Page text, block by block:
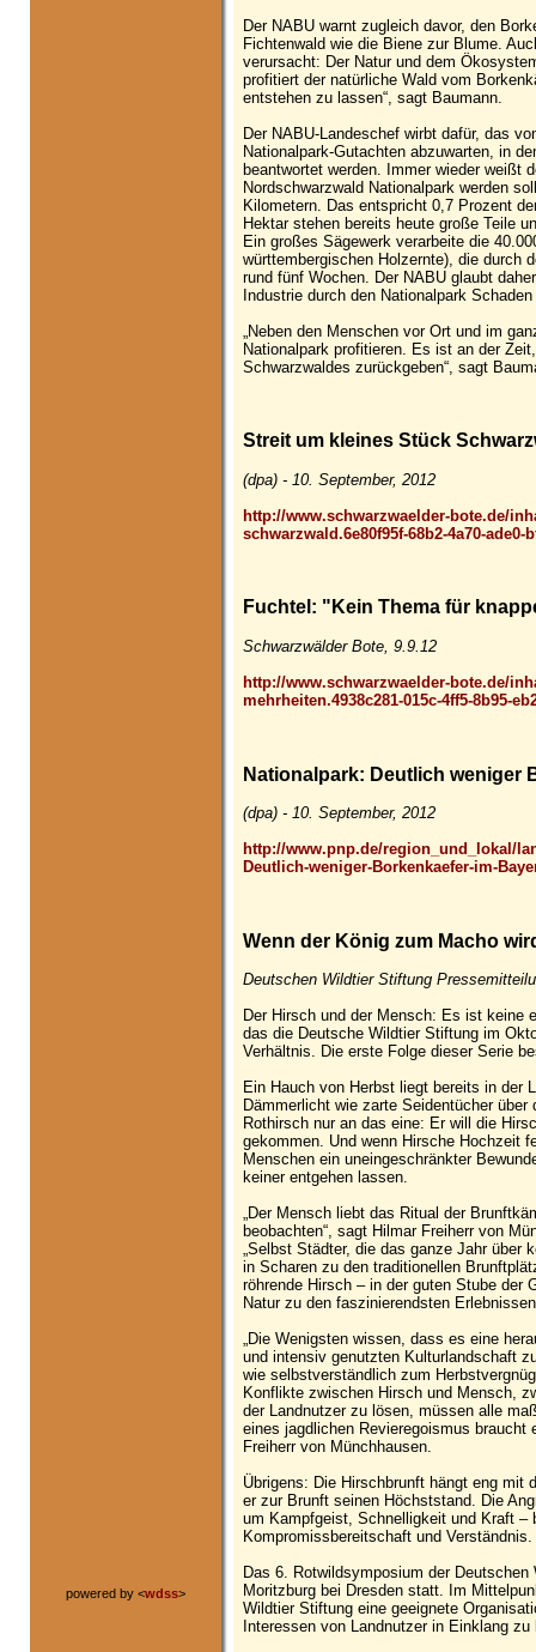
powered by <wdss>
Der NABU warnt zugleich davor, den
Fichtenwald wie die Biene zur Blume.
verursacht: Der Natur und dem
profitiert der natürliche Wald vom
entstehen zu lassen“, sagt Baumann.
Der NABU-Landeschef wirbt dafür, das
Nationalpark-Gutachten abzuwarten, in
beantwortet werden. Immer wieder weißt
Nordschwarzwald Nationalpark werden
Kilometern. Das entspricht 0,7 Prozent
Hektar stehen bereits heute große Teile
Ein großes Sägewerk verarbeite die
württembergischen Holzernte), die durch
rund fünf Wochen. Der NABU glaubt
Industrie durch den Nationalpark
„Neben den Menschen vor Ort und im
Nationalpark profitieren. Es ist an der
Schwarzwaldes zurückgeben“, sagt
Streit um kleines Stück
(dpa) - 10. September, 2012
http://www.schwarzwaelder-bote.de/
schwarzwald.6e80f95f-68b2-4a70-ade0-
Fuchtel: "Kein Thema für
Schwarzwälder Bote, 9.9.12
http://www.schwarzwaelder-bote.de/
mehrheiten.4938c281-015c-4ff5-8b95-
Nationalpark: Deutlich weniger
(dpa) - 10. September, 2012
http://www.pnp.de/region_und_lokal/
Deutlich-weniger-Borkenkaefer-im-
Wenn der König zum Macho
Deutschen Wildtier Stiftung
Der Hirsch und der Mensch: Es ist keine
das die Deutsche Wildtier Stiftung im
Verhältnis. Die erste Folge dieser Serie
Ein Hauch von Herbst liegt bereits in der
Dämmerlicht wie zarte Seidentücher
Rothirsch nur an das eine: Er will die
gekommen. Und wenn Hirsche Hochzeit
Menschen ein uneingeschränkter
keiner entgehen lassen.
„Der Mensch liebt das Ritual der
beobachten“, sagt Hilmar Freiherr von
„Selbst Städter, die das ganze Jahr über
in Scharen zu den traditionellen
röhrende Hirsch – in der guten Stube der
Natur zu den faszinierendsten
„Die Wenigsten wissen, dass es eine
und intensiv genutzten Kulturlandschaft
wie selbstverständlich zum
Konflikte zwischen Hirsch und Mensch,
der Landnutzer zu lösen, müssen alle
eines jagdlichen Revieregoismus braucht
Freiherr von Münchhausen.
Übrigens: Die Hirschbrunft hängt eng mit
er zur Brunft seinen Höchststand. Die
um Kampfgeist, Schnelligkeit und Kraft –
Kompromissbereitschaft und Verständnis.
Das 6. Rotwildsymposium der
Moritzburg bei Dresden statt. Im
Wildtier Stiftung eine geeignete
Interessen von Landnutzer in Einklang zu